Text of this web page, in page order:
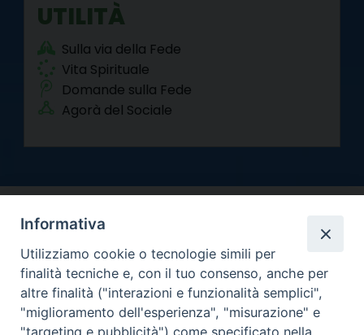
UTILITÀ
Sulla via della Fede
Vita Spirituale
Domande sulla Fede
Agorà del Sociale
Arcidiocesi di Torino
Curia metropolitana
Informativa
Utilizziamo cookie o tecnologie simili per
finalità tecniche e, con il tuo consenso, anche per
altre finalità ("interazioni e funzionalità semplici",
"miglioramento dell'esperienza", "misurazione" e